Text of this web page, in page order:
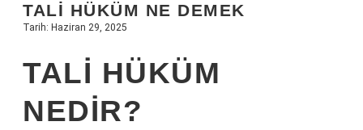
Hakkımızda
TALI HÜKÜM NE DEMEK
Tarih: Haziran 29, 2025
TALI HÜKÜM
NEDIR?